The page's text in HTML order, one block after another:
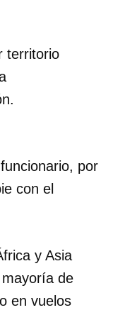
territorio
por
con el
y Asia
de
en vuelos